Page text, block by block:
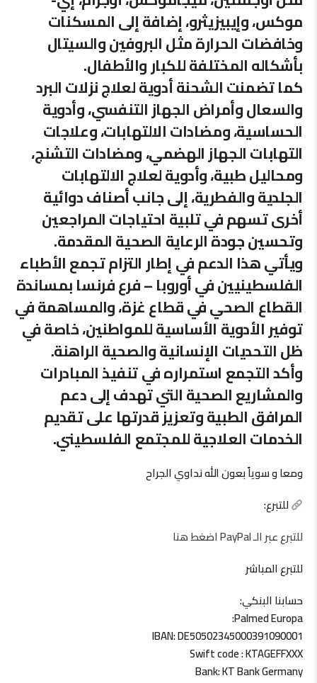
موكس، وإيبيزيثرو، إضافة إلى المسكنات
وخافضات الحرارة مثل البروفين والسيتال
بأشكاله المختلفة للكبار والأطفال.
كما تضمنت الشحنة أدوية لعلاج نزلات البرد
والسعال وأمراض الجهاز التنفسي، وأدوية
الحساسية، ومضادات الالتهابات، وعلاجات
التهابات الجهاز الهضمي، ومضادات التشنج،
ومحاليل طبية، وأدوية لعلاج الالتهابات
الجلدية والفطرية، إلى جانب أصناف دوائية
أخرى تسهم في تلبية احتياجات المراجعين
وتحسين جودة الرعاية الصحية المقدمة.
ويأتي هذا الدعم في إطار التزام تجمع الأطباء
الفلسطينيين في أوروبا – فرع فرنسا بمساندة
القطاع الصحي في قطاع غزة، والمساهمة في
توفير الأدوية الأساسية للمواطنين، خاصة في
ظل التحديات الإنسانية والصحية الراهنة.
وأكد التجمع استمراره في تنفيذ المبادرات
والمشاريع الصحية التي تهدف إلى دعم
المرافق الطبية وتعزيز قدرتها على تقديم
الخدمات العلاجية للمجتمع الفلسطيني.
ومعا و سوياً بعون الله نداوي الجراح
للتبرع:
للتبرع عبر الـ PayPal اضغط هنا
للتبرع المباشر
حسابنا البنكي:
Palmed Europa:
IBAN: DE50502345000391090001
Swift code : KTAGEFFXXX
Bank: KT Bank Germany